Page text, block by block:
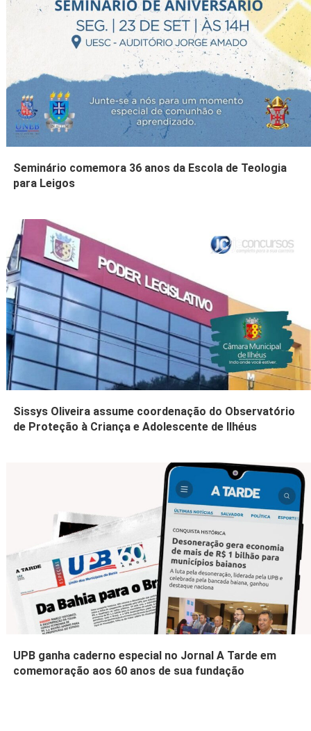
Seminário comemora 36 anos da Escola de Teologia
para Leigos
Sissys Oliveira assume coordenação do Observatório
de Proteção à Criança e Adolescente de Ilhéus
UPB ganha caderno especial no Jornal A Tarde em
comemoração aos 60 anos de sua fundação